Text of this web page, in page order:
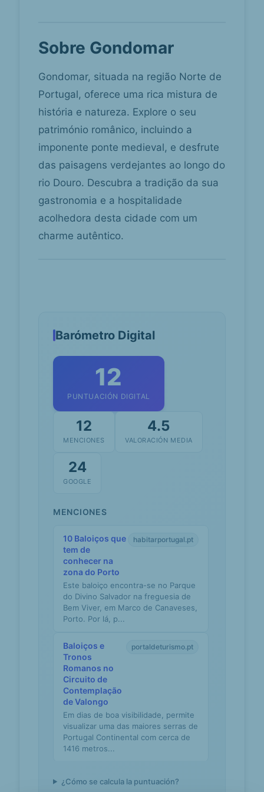
Sobre Gondomar
Gondomar, situada na região Norte de
Portugal, oferece uma rica mistura de
história e natureza. Explore o seu
património românico, incluindo a
imponente ponte medieval, e desfrute
das paisagens verdejantes ao longo do
rio Douro. Descubra a tradição da sua
gastronomia e a hospitalidade
acolhedora desta cidade com um
charme autêntico.
Barómetro Digital
12
PUNTUACIÓN DIGITAL
12
MENCIONES
4.5
VALORACIÓN MEDIA
24
GOOGLE
MENCIONES
10 Baloiços que
tem de
conhecer na
zona do Porto
habitarportugal.pt
Este baloiço encontra-se no Parque
do Divino Salvador na freguesia de
Bem Viver, em Marco de Canaveses,
Porto. Por lá, p...
Baloiços e
Tronos
Romanos no
Circuito de
Contemplação
de Valongo
portaldeturismo.pt
Em dias de boa visibilidade, permite
visualizar uma das maiores serras de
Portugal Continental com cerca de
1416 metros...
Contemplação:
¿Cómo se calcula la puntuación?